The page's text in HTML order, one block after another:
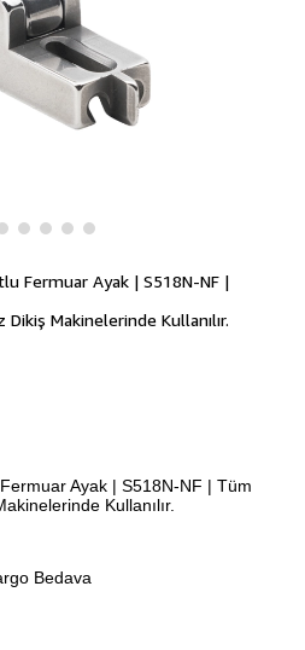
Fermuar Ayak | S518N-NF |
Makinelerinde Kullanılır.
Ayak | S518N-NF | Tüm
Kullanılır.
Bedava